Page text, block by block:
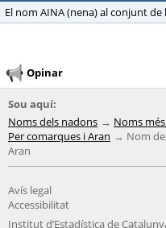
El nom AINA (nena) al conjunt de
Opinar
Sou aquí:
Noms dels nadons
Noms
Per comarques i Aran
Nom
Aran
Avís legal
Accessibilitat
Institut d’Estadística de